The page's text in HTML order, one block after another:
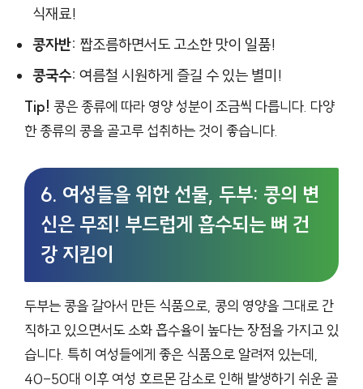
식재료!
콩자반: 짭조름하면서도 고소한 맛이 일품!
콩국수: 여름철 시원하게 즐길 수 있는 별미!
Tip! 콩은 종류에 따라 영양 성분이 조금씩 다릅니다. 다양
한 종류의 콩을 골고루 섭취하는 것이 좋습니다.
6. 여성들을 위한 선물, 두부: 콩의 변
신은 무죄! 부드럽게 흡수되는 뼈 건
강 지킴이
두부는 콩을 갈아서 만든 식품으로, 콩의 영양을 그대로 간
직하고 있으면서도 소화 흡수율이 높다는 장점을 가지고 있
습니다. 특히 여성들에게 좋은 식품으로 알려져 있는데,
40-50대 이후 여성 호르몬 감소로 인해 발생하기 쉬운 골